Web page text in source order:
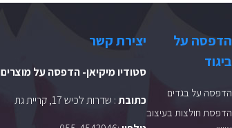
הדפסה על
ביגוד
הדפסה על בגדים
הדפסת חולצות בעיצוב
יצירת קשר
סטודיו מיקיאן- הדפסה על מוצרים
כתובת: שדרות לכיש 17, קריית גת